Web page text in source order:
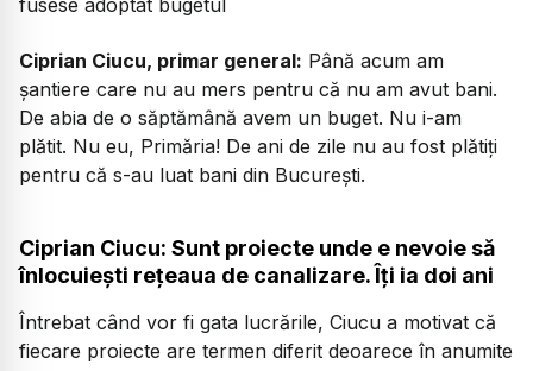
fusese adoptat bugetul
Ciprian Ciucu, primar general: Până acum am
șantiere care nu au mers pentru că nu am avut bani.
De abia de o săptămână avem un buget. Nu i-am
plătit. Nu eu, Primăria! De ani de zile nu au fost plătiți
pentru că s-au luat bani din București.
Ciprian Ciucu: Sunt proiecte unde e nevoie să
înlocuiești rețeaua de canalizare. Îți ia doi ani
Întrebat când vor fi gata lucrările, Ciucu a motivat că
fiecare proiecte are termen diferit deoarece în anumite